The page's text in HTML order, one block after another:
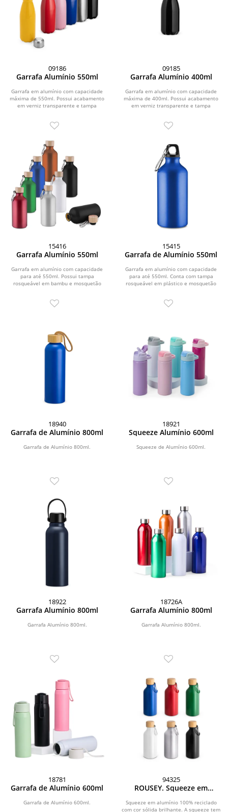
09186
Garrafa Alumínio 550ml
Garrafa em alumínio com capacidade
máxima de 550ml. Possui acabamento
em verniz transparente e tampa
09185
Garrafa Alumínio 400ml
Garrafa em alumínio com capacidade
máxima de 400ml. Possui acabamento
em verniz transparente e tampa
15416
Garrafa Alumínio 550ml
Garrafa em alumínio com capacidade
para até 550ml. Possui tampa
rosqueável em bambu e mosquetão
15415
Garrafa de Alumínio 550ml
Garrafa em alumínio com capacidade
para até 550ml. Conta com tampa
rosqueável em plástico e mosquetão
18940
Garrafa de Alumínio 800ml
Garrafa de Alumínio 800ml.
18921
Squeeze Alumínio 600ml
Squeeze de Alumínio 600ml.
18922
Garrafa Alumínio 800ml
Garrafa Alumínio 800ml.
18726A
Garrafa Alumínio 800ml
Garrafa Alumínio 800ml.
18781
Garrafa de Alumínio 600ml
Garrafa de Alumínio 600ml.
94325
ROUSEY. Squeeze em
com cor sólida brilhante
Squeeze em alumínio 100% reciclado
com cor sólida brilhante. A squeeze tem